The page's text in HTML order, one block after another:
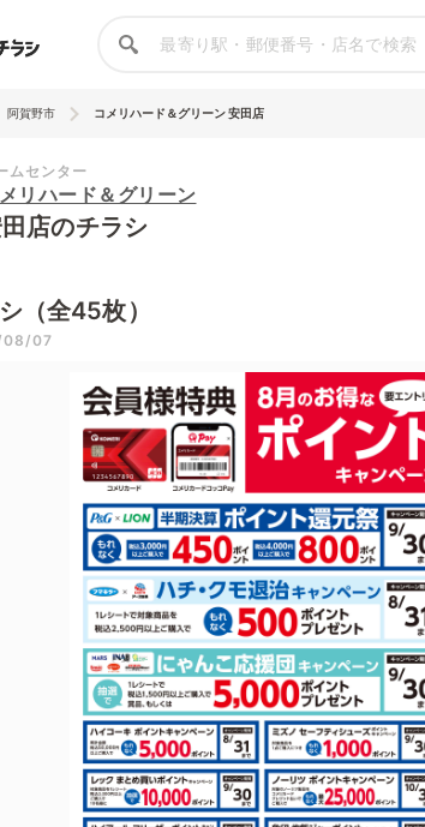
阿賀野市 コメリハード＆グリーン 安田店
ムセンター
リハード＆グリーン
店のチラシ
（全45枚）
08/07